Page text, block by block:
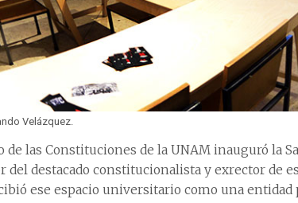
Velázquez.
de las Constituciones de la UNAM inauguró la
del destacado constitucionalista y exrector de
ese espacio universitario como una